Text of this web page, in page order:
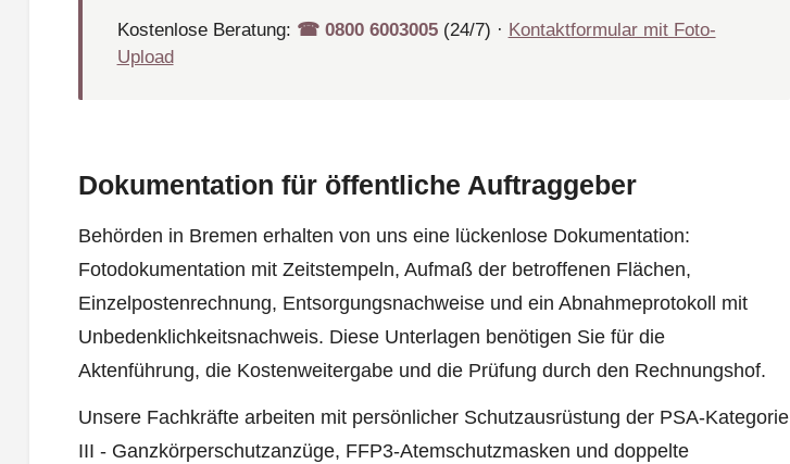
Kostenlose Beratung: ☎︎ 0800 6003005(24/7) · Kontaktformular mit Foto-
Upload
Dokumentation für öffentliche Auftraggeber
Behörden in Bremen erhalten von uns eine lückenlose Dokumentation:
Fotodokumentation mit Zeitstempeln, Aufmaß der betroffenen Flächen,
Einzelpostenrechnung, Entsorgungsnachweise und ein Abnahmeprotokoll mit
Unbedenklichkeitsnachweis. Diese Unterlagen benötigen Sie für die
Aktenführung, die Kostenweitergabe und die Prüfung durch den Rechnungshof.
Unsere Fachkräfte arbeiten mit persönlicher Schutzausrüstung der PSA-Kategorie
III - Ganzkörperschutzanzüge, FFP3-Atemschutzmasken und doppelte